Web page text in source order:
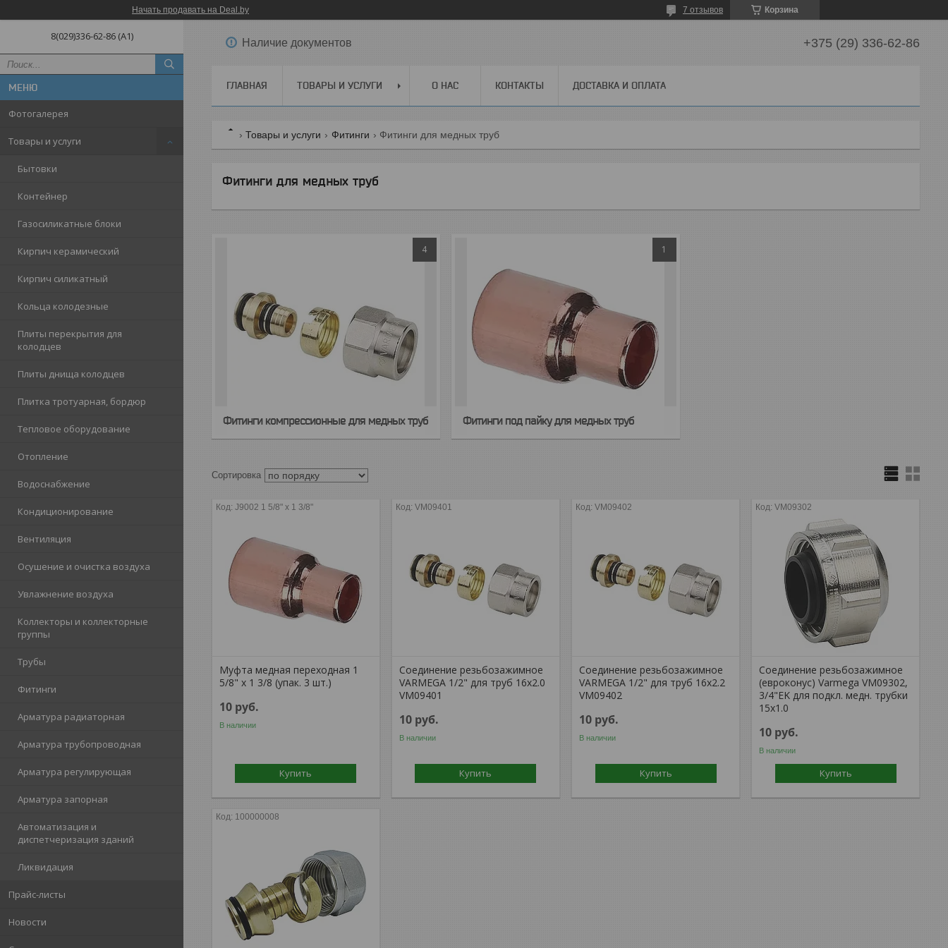
Начать продавать на Deal.by Корзина
7 отзывов
8(029)336-62-86 (A1)
Фотогалерея
Товары и услуги
Бытовки
Контейнер
Газосиликатные блоки
Кирпич керамический
Кирпич силикатный
Кольца колодезные
Плиты перекрытия для
колодцев
Плиты днища колодцев
Плитка тротуарная, бордюр
Тепловое оборудование
Отопление
Водоснабжение
Кондиционирование
Вентиляция
Осушение и очистка воздуха
Увлажнение воздуха
Коллекторы и коллекторные
группы
Трубы
Фитинги
Арматура радиаторная
Арматура трубопроводная
Арматура регулирующая
Арматура запорная
Автоматизация и
диспетчеризация зданий
Ликвидация
Прайс-листы
Новости
Наличие документов +375 (29) 336-62-86
ГЛАВНАЯ ТОВАРЫ И УСЛУГИ О НАС КОНТАКТЫ ДОСТАВКА И ОПЛАТА
Товары и услуги Фитинги Фитинги для медных труб
Фитинги для медных труб
4
Фитинги компрессионные для медных труб
1
Фитинги под пайку для медных труб
J9002 1 5/8" х 1 3/8"
Муфта медная переходная 1
5/8" х 1 3/8 (упак. 3 шт.)
10 руб.
В наличии
Купить
VM09401
Соединение резьбозажимное
VARMEGA 1/2" для труб 16х2.0
VM09401
10 руб.
В наличии
Купить
VM09402
Соединение резьбозажимное
VARMEGA 1/2" для труб 16х2.2
VM09402
10 руб.
В наличии
Купить
VM09302
Соединение резьбозажимное
(евроконус) Varmega VM09302,
3/4"EK для подкл. медн. трубки
15х1.0
10 руб.
В наличии
Купить
100000008